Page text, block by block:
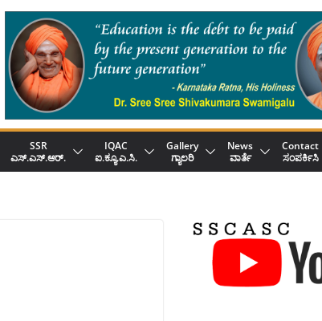
SSR
ಎಸ್.ಎಸ್.ಆರ್.
IQAC
ಐ.ಕ್ಯೂ.ಎ.ಸಿ.
Gallery
ಗ್ಯಾಲರಿ
News
ವಾರ್ತೆ
Contact
ಸಂಪರ್ಕಿಸಿ